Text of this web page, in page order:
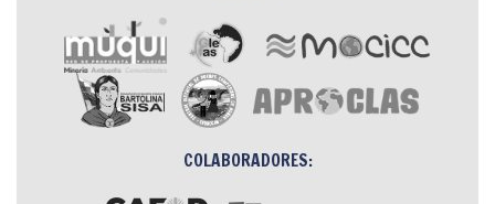
COLABORADORES: